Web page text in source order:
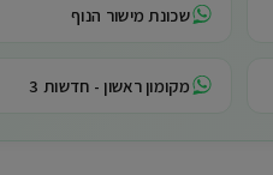
שכונת מישור הנוף
מקומון ראשון - חדשות 3